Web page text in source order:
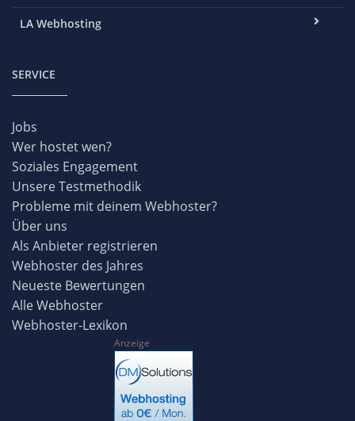
LA Webhosting
SERVICE
Jobs
Wer hostet wen?
Soziales Engagement
Unsere Testmethodik
Probleme mit deinem Webhoster?
Über uns
Als Anbieter registrieren
Webhoster des Jahres
Neueste Bewertungen
Alle Webhoster
Webhoster-Lexikon
Anzeige